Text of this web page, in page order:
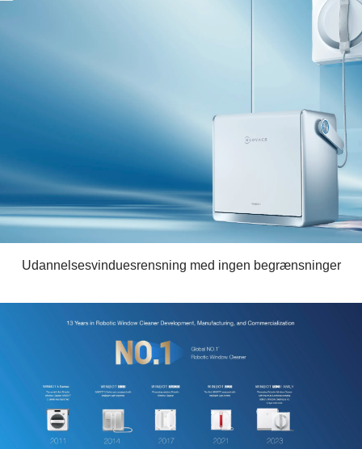
Udannelsesvinduesrensning med ingen begrænsninger